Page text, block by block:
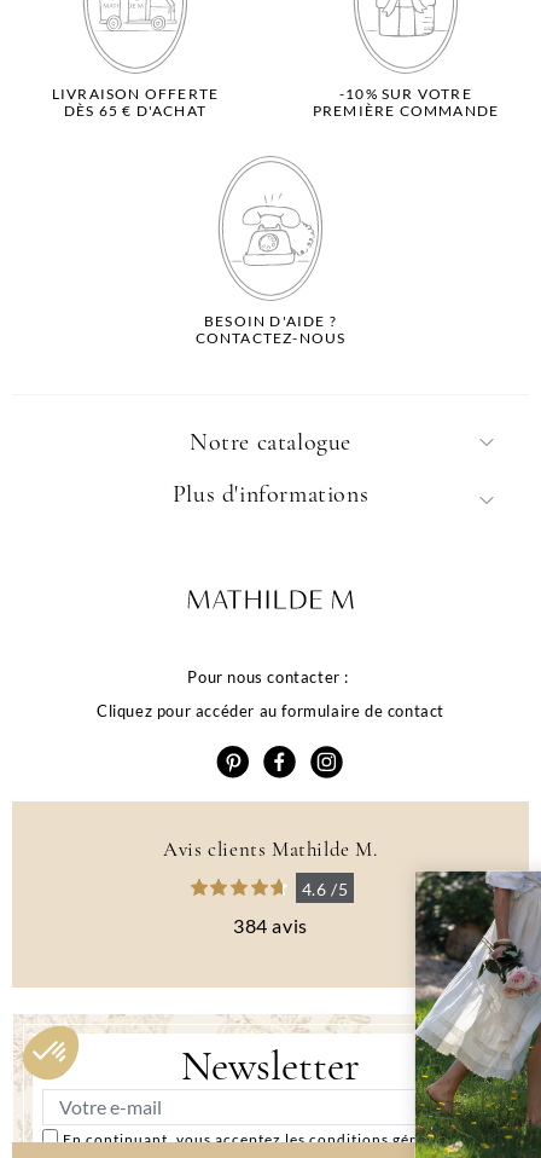
LIVRAISON OFFERTE
DÈS 65 € D'ACHAT
-10% SUR VOTRE
PREMIÈRE COMMANDE
BESOIN D'AIDE ?
CONTACTEZ-NOUS
Notre catalogue
Pour nous contacter :
Cliquez pour accéder au formulaire de contact
Plus d'informations
Avis clients Mathilde M.
4.6 /5
384 avis
Newsletter
En continuant, vous acceptez les conditions générales et la
Profitez de 10%
remise sur votre
première
Recevoir mon code
Je ne souhaite pas bénéficier de l'offre